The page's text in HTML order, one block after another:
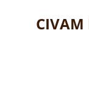
contenu